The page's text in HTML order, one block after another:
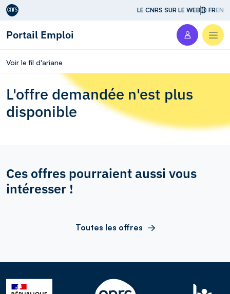
Aller au contenu LE CNRS SUR LE WEB FREN
Portail Emploi
Voir le fil d'ariane
L'offre demandée n'est plus
disponible
Ces offres pourraient aussi vous
intéresser !
Toutes les offres